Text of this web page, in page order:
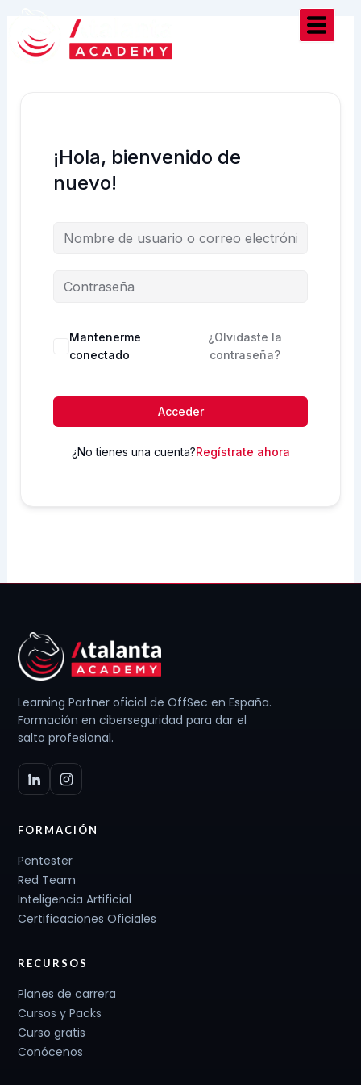
contenido
¡Hola, bienvenido de
nuevo!
Mantenerme
conectado
¿Olvidaste la
contraseña?
Acceder
¿No tienes una cuenta?Regístrate ahora
Learning Partner oficial de OffSec en España.
Formación en ciberseguridad para dar el
salto profesional.
FORMACIÓN
Pentester
Red Team
Inteligencia Artificial
Certificaciones Oficiales
RECURSOS
Planes de carrera
Cursos y Packs
Curso gratis
Conócenos